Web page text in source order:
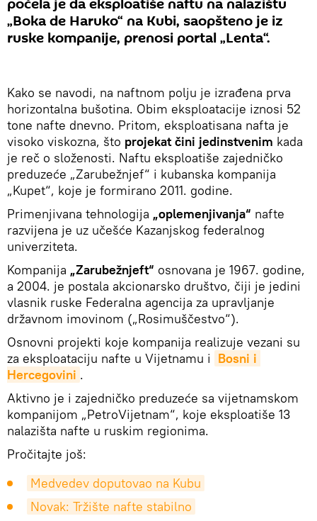
počela je da eksploatiše naftu na nalazištu
„Boka de Haruko“ na Kubi, saopšteno je iz
ruske kompanije, prenosi portal „Lenta“.
Kako se navodi, na naftnom polju je izrađena prva
horizontalna bušotina. Obim eksploatacije iznosi 52
tone nafte dnevno. Pritom, eksploatisana nafta je
visoko viskozna, što projekat čini jedinstvenim kada
je reč o složenosti. Naftu eksploatiše zajedničko
preduzeće „Zarubežnjef“ i kubanska kompanija
„Kupet“, koje je formirano 2011. godine.
Primenjivana tehnologija „oplemenjivanja“ nafte
razvijena je uz učešće Kazanjskog federalnog
univerziteta.
Kompanija „Zarubežnjeft“ osnovana je 1967. godine,
a 2004. je postala akcionarsko društvo, čiji je jedini
vlasnik ruske Federalna agencija za upravljanje
državnom imovinom („Rosimuščestvo“).
Osnovni projekti koje kompanija realizuje vezani su
za eksploataciju nafte u Vijetnamu i Bosni i
Hercegovini .
Aktivno je i zajedničko preduzeće sa vijetnamskom
kompanijom „PetroVijetnam“, koje eksploatiše 13
nalazišta nafte u ruskim regionima.
Pročitajte još:
Medvedev doputovao na Kubu
Novak: Tržište nafte stabilno